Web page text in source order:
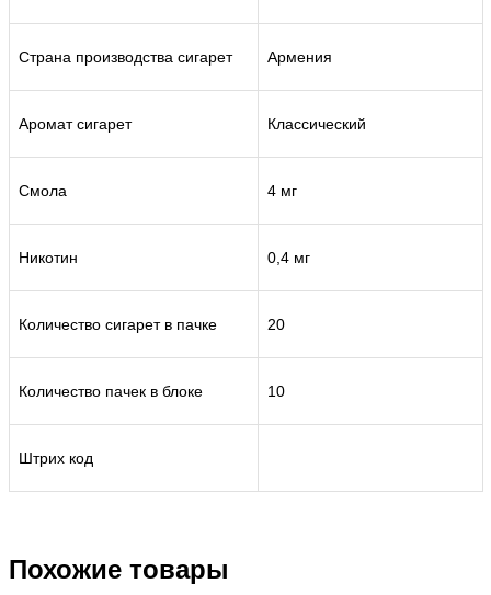
Страна производства сигарет Армения
Аромат сигарет Классический
Смола 4 мг
Никотин 0,4 мг
Количество сигарет в пачке 20
Количество пачек в блоке 10
Штрих код
Похожие товары